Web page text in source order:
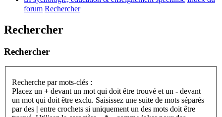
forum Rechercher
Rechercher
Rechercher
Recherche par mots-clés :
Placez un + devant un mot qui doit être trouvé et un - devant
un mot qui doit être exclu. Saisissez une suite de mots séparés
par des | entre crochets si uniquement un des mots doit être